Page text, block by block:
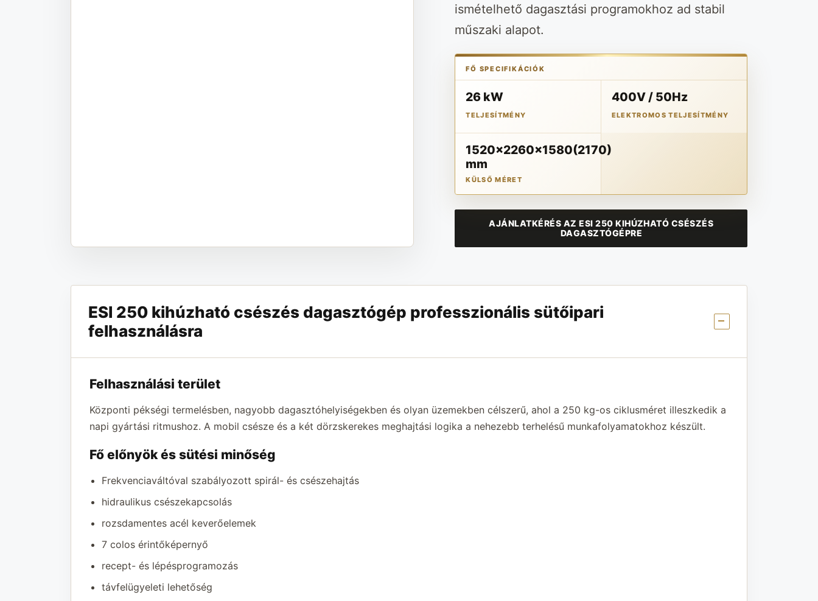
ismételhető dagasztási programokhoz ad stabil
műszaki alapot.
FŐ SPECIFIKÁCIÓK
26 kW
TELJESÍTMÉNY
400V / 50Hz
ELEKTROMOS TELJESÍTMÉNY
1520x2260x1580(2170)
mm
KÜLSŐ MÉRET
AJÁNLATKÉRÉS AZ ESI 250 KIHÚZHATÓ CSÉSZÉS
DAGASZTÓGÉPRE
ESI 250 kihúzható csészés dagasztógép professzionális sütőipari
felhasználásra
Felhasználási terület
Központi pékségi termelésben, nagyobb dagasztóhelyiségekben és olyan üzemekben célszerű, ahol a 250 kg-os ciklusméret illeszkedik a
napi gyártási ritmushoz. A mobil csésze és a két dörzskerekes meghajtási logika a nehezebb terhelésű munkafolyamatokhoz készült.
Fő előnyök és sütési minőség
Frekvenciaváltóval szabályozott spirál- és csészehajtás
hidraulikus csészekapcsolás
rozsdamentes acél keverőelemek
7 colos érintőképernyő
recept- és lépésprogramozás
távfelügyeleti lehetőség